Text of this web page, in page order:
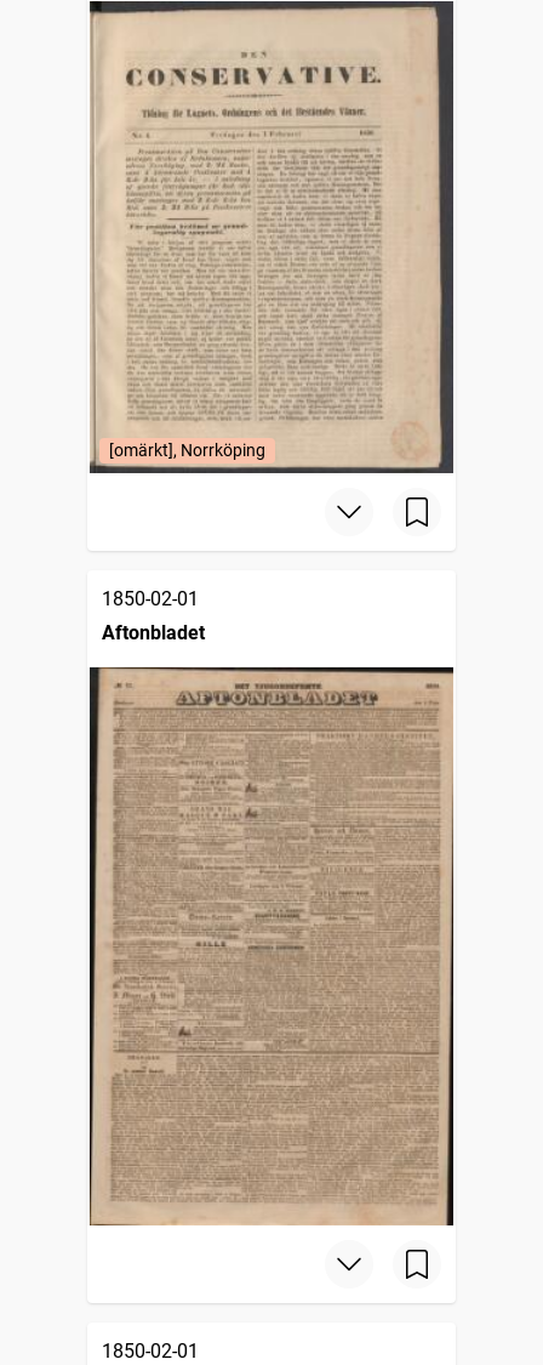
[omärkt], Norrköping
1850-02-01
Aftonbladet
1850-02-01